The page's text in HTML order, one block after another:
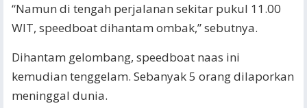
“Namun di tengah perjalanan sekitar pukul 11.00
WIT, speedboat dihantam ombak,” sebutnya.
Dihantam gelombang, speedboat naas ini
kemudian tenggelam. Sebanyak 5 orang dilaporkan
meninggal dunia.